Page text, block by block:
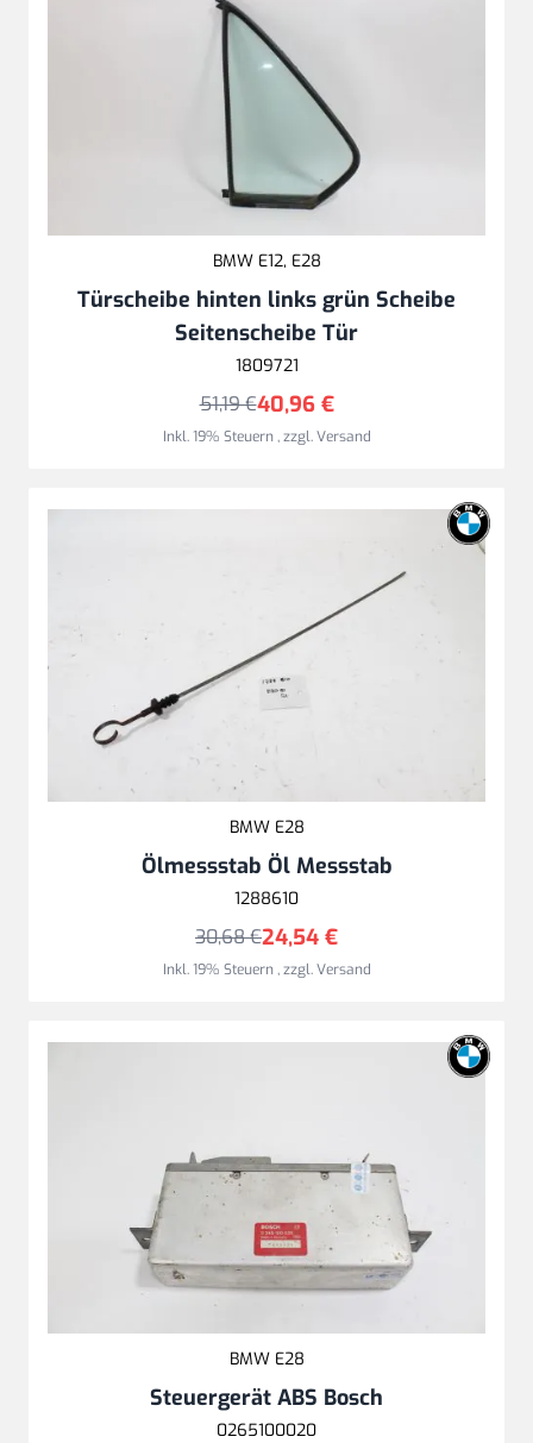
BMW E12, E28
Türscheibe hinten links grün Scheibe
Seitenscheibe Tür
1809721
40,96 €
51,19 €
Inkl. 19% Steuern,zzgl.Versand
BMW E28
Ölmessstab Öl Messstab
1288610
24,54 €
30,68 €
Inkl. 19% Steuern,zzgl.Versand
BMW E28
Steuergerät ABS Bosch
0265100020